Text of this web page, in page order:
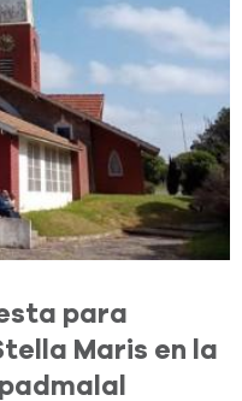
para
Maris en la